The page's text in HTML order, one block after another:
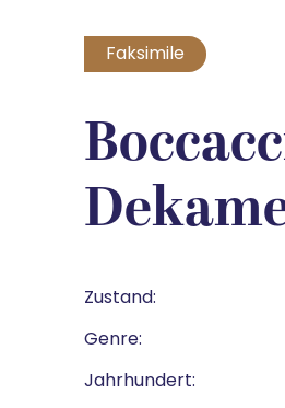
Faksimile
Zustand:
Genre:
Jahrhundert: